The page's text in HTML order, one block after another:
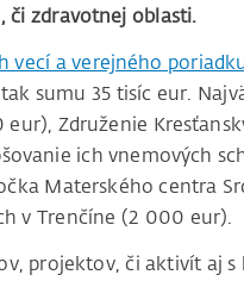
či zdravotnej oblasti.
vecí a verejného
sumu 35 tisíc eur.
Združenie
ich vnemových
Materského centra
v Trenčíne (2 000 eur).
projektov, či aktivít aj